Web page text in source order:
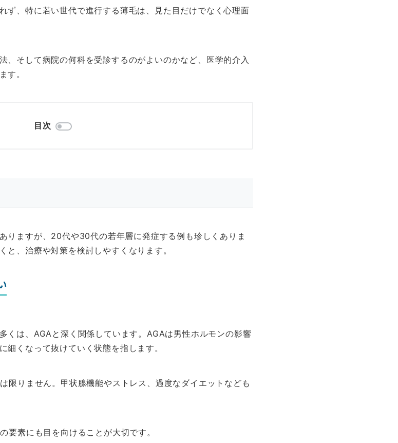
ず、特に若い世代で進行する薄毛は、見た目だけでなく心理面
、そして病院の何科を受診するのがよいのかなど、医学的介入
す。
目次
りますが、20代や30代の若年層に発症する例も珍しくありま
と、治療や対策を検討しやすくなります。
くは、AGAと深く関係しています。AGAは男性ホルモンの影響
細くなって抜けていく状態を指します。
限りません。甲状腺機能やストレス、過度なダイエットなども
要素にも目を向けることが大切です。